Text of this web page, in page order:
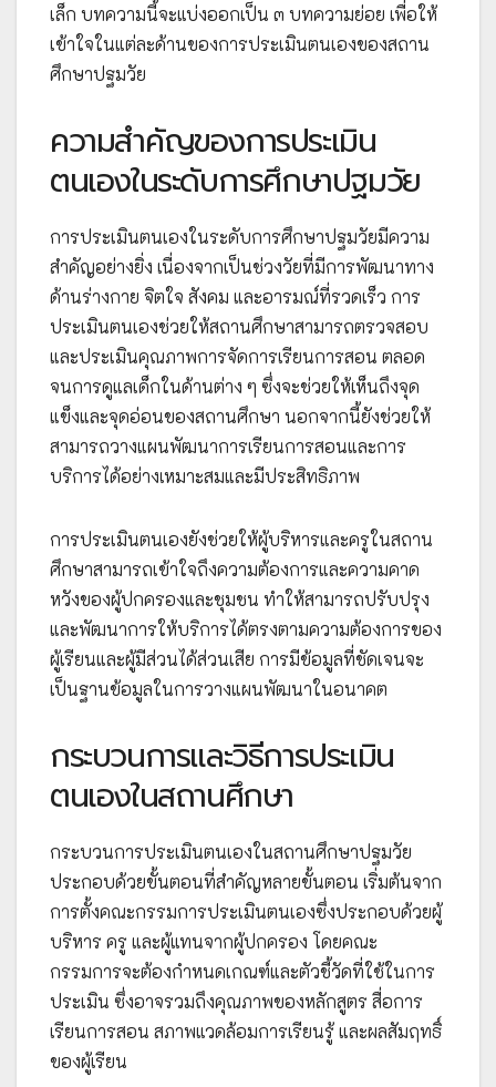
เล็ก บทความนี้จะแบ่งออกเป็น ๓ บทความย่อย เพื่อให้
เข้าใจในแต่ละด้านของการประเมินตนเองของสถาน
ศึกษาปฐมวัย
ความสำคัญของการประเมิน
ตนเองในระดับการศึกษาปฐมวัย
การประเมินตนเองในระดับการศึกษาปฐมวัยมีความ
สำคัญอย่างยิ่ง เนื่องจากเป็นช่วงวัยที่มีการพัฒนาทาง
ด้านร่างกาย จิตใจ สังคม และอารมณ์ที่รวดเร็ว การ
ประเมินตนเองช่วยให้สถานศึกษาสามารถตรวจสอบ
และประเมินคุณภาพการจัดการเรียนการสอน ตลอด
จนการดูแลเด็กในด้านต่าง ๆ ซึ่งจะช่วยให้เห็นถึงจุด
แข็งและจุดอ่อนของสถานศึกษา นอกจากนี้ยังช่วยให้
สามารถวางแผนพัฒนาการเรียนการสอนและการ
บริการได้อย่างเหมาะสมและมีประสิทธิภาพ
การประเมินตนเองยังช่วยให้ผู้บริหารและครูในสถาน
ศึกษาสามารถเข้าใจถึงความต้องการและความคาด
หวังของผู้ปกครองและชุมชน ทำให้สามารถปรับปรุง
และพัฒนาการให้บริการได้ตรงตามความต้องการของ
ผู้เรียนและผู้มีส่วนได้ส่วนเสีย การมีข้อมูลที่ชัดเจนจะ
เป็นฐานข้อมูลในการวางแผนพัฒนาในอนาคต
กระบวนการและวิธีการประเมิน
ตนเองในสถานศึกษา
กระบวนการประเมินตนเองในสถานศึกษาปฐมวัย
ประกอบด้วยขั้นตอนที่สำคัญหลายขั้นตอน เริ่มต้นจาก
การตั้งคณะกรรมการประเมินตนเองซึ่งประกอบด้วยผู้
บริหาร ครู และผู้แทนจากผู้ปกครอง โดยคณะ
กรรมการจะต้องกำหนดเกณฑ์และตัวชี้วัดที่ใช้ในการ
ประเมิน ซึ่งอาจรวมถึงคุณภาพของหลักสูตร สื่อการ
เรียนการสอน สภาพแวดล้อมการเรียนรู้ และผลสัมฤทธิ์
ของผู้เรียน